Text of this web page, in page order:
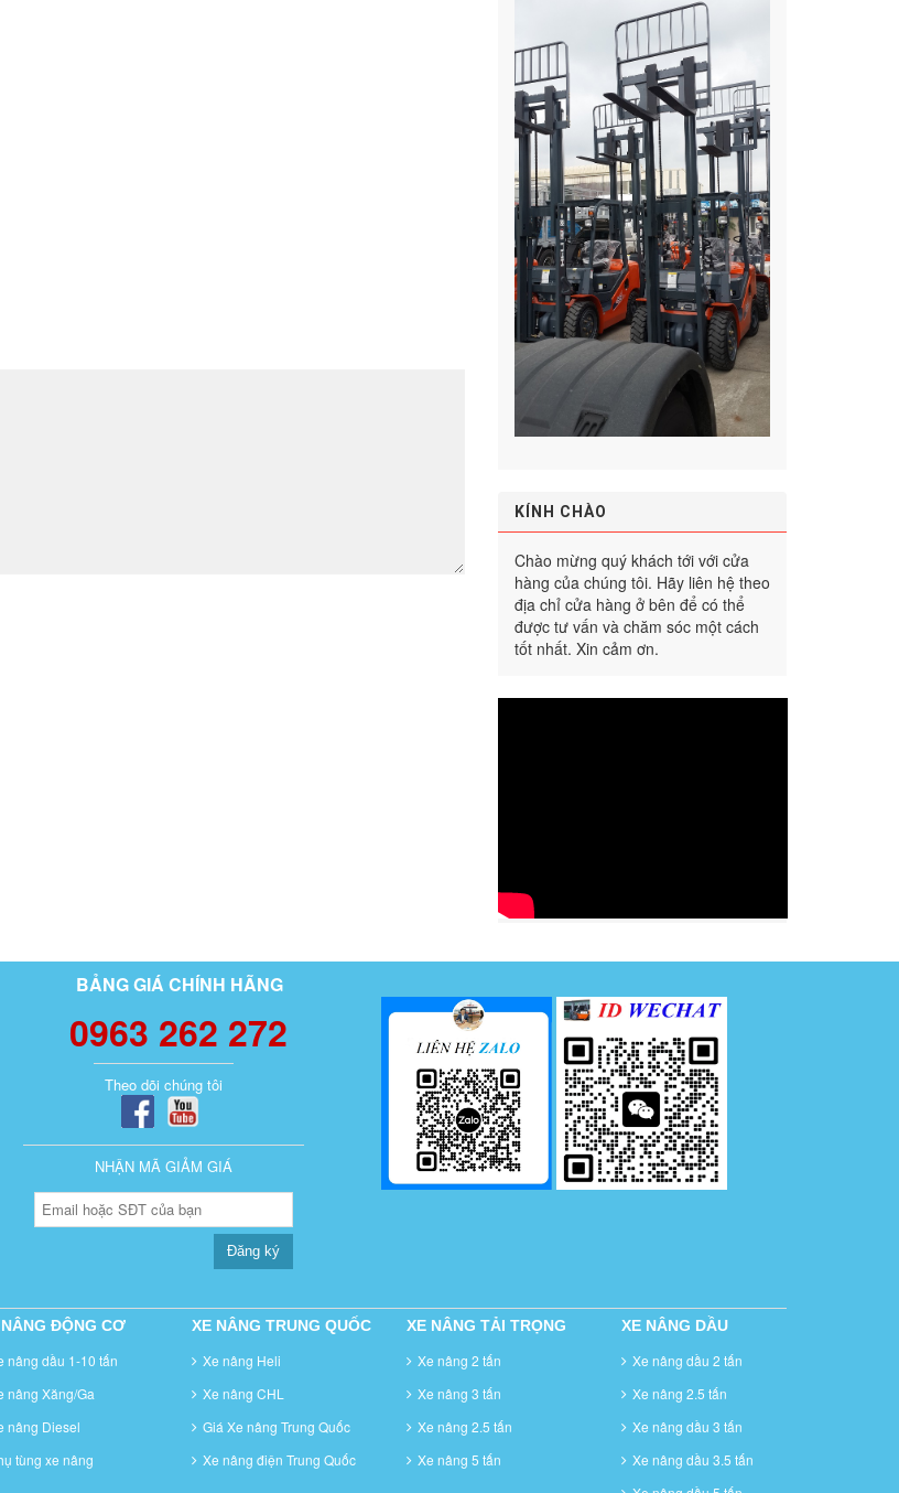
KÍNH CHÀO
Chào mừng quý khách tới với cửa
hàng của chúng tôi. Hãy liên hệ theo
địa chỉ cửa hàng ở bên để có thể
được tư vấn và chăm sóc một cách
tốt nhất. Xin cảm ơn.
BẢNG GIÁ CHÍNH HÃNG
0963 262 272
Theo dõi chúng tôi
NHẬN MÃ GIẢM GIÁ
Đăng ký
ĐỘNG CƠ
nâng dầu 1-10 tấn
nâng Xăng/Ga
nâng Diesel
tùng xe nâng
XE NÂNG TRUNG QUỐC
Xe nâng Heli
Xe nâng CHL
Giá Xe nâng Trung Quốc
Xe nâng điện Trung Quốc
XE NÂNG TẢI TRỌNG
Xe nâng 2 tấn
Xe nâng 3 tấn
Xe nâng 2.5 tấn
Xe nâng 5 tấn
XE NÂNG DẦU
Xe nâng dầu 2 tấn
Xe nâng 2.5 tấn
Xe nâng dầu 3 tấn
Xe nâng dầu 3.5 tấn